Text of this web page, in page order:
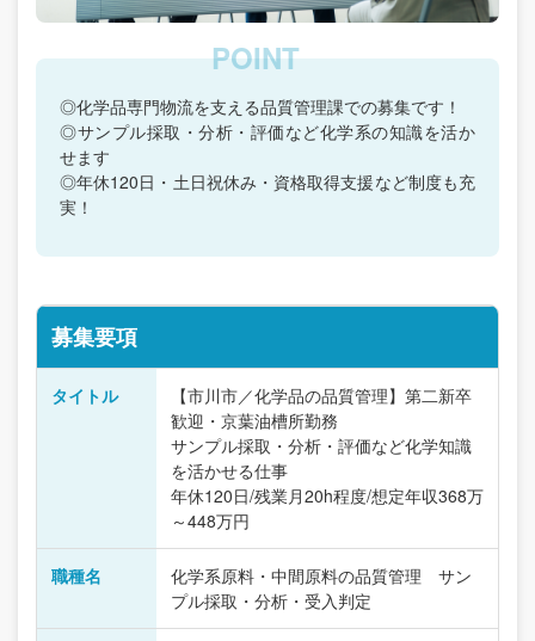
◎化学品専門物流を支える品質管理課での募集です！
◎サンプル採取・分析・評価など化学系の知識を活か
せます
◎年休120日・土日祝休み・資格取得支援など制度も充
実！
募集要項
タイトル
【市川市／化学品の品質管理】第二新卒
歓迎・京葉油槽所勤務
サンプル採取・分析・評価など化学知識
を活かせる仕事
年休120日/残業月20h程度/想定年収368万
～448万円
職種名
化学系原料・中間原料の品質管理 サン
プル採取・分析・受入判定